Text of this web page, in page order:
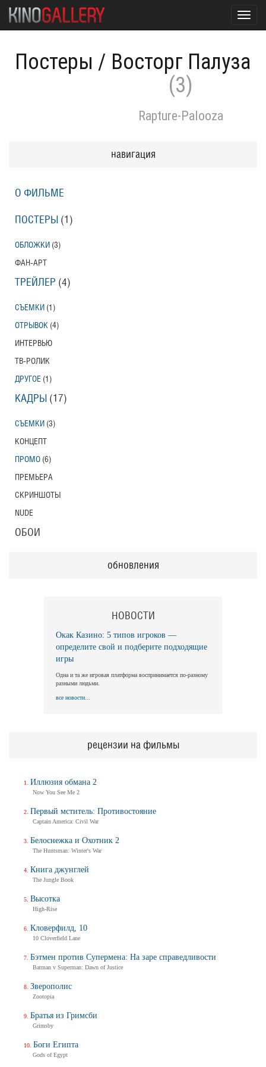
Постеры / Восторг Палуза
(3)
Rapture-Palooza
навигация
О ФИЛЬМЕ
ПОСТЕРЫ (1)
ОБЛОЖКИ (3)
ФАН-АРТ
ТРЕЙЛЕР (4)
СЪЕМКИ (1)
ОТРЫВОК (4)
ИНТЕРВЬЮ
ТВ-РОЛИК
ДРУГОЕ (1)
КАДРЫ (17)
СЪЕМКИ (3)
КОНЦЕПТ
ПРОМО (6)
ПРЕМЬЕРА
СКРИНШОТЫ
NUDE
ОБОИ
обновления
НОВОСТИ
Окак Казино: 5 типов игроков —
определите свой и подберите подходящие
игры
Одна и та же игровая платформа воспринимается по-разному
разными людьми.
все новости...
рецензии на фильмы
Иллюзия обмана 2
Now You See Me 2
Первый мститель: Противостояние
Captain America: Civil War
Белоснежка и Охотник 2
The Huntsman: Winter's War
Книга джунглей
The Jungle Book
Высотка
High-Rise
Кловерфилд, 10
10 Cloverfield Lane
Бэтмен против Супермена: На заре справедливости
Batman v Superman: Dawn of Justice
Зверополис
Zootopia
Братья из Гримсби
Grimsby
Боги Египта
Gods of Egypt